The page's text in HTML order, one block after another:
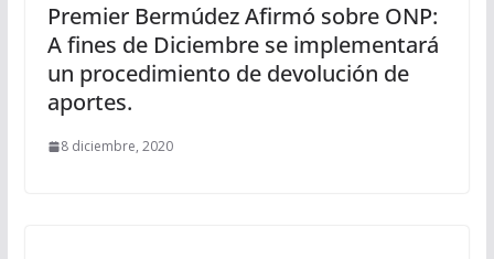
Premier Bermúdez Afirmó sobre ONP:
A fines de Diciembre se implementará
un procedimiento de devolución de
aportes.
8 diciembre, 2020